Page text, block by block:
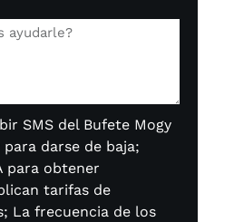
SMS del Bufete Mogy
para darse de baja;
para obtener
tarifas de
La frecuencia de los